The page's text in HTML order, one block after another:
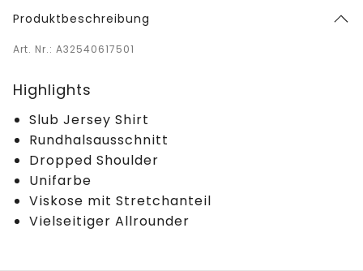
Produktbeschreibung
Art. Nr.: A32540617501
Highlights
Slub Jersey Shirt
Rundhalsausschnitt
Dropped Shoulder
Unifarbe
Viskose mit Stretchanteil
Vielseitiger Allrounder